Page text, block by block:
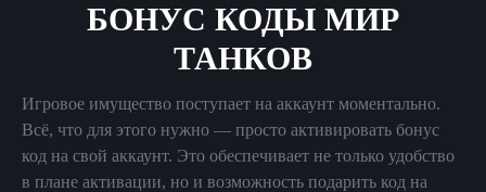
БОНУС КОДЫ МИР
ТАНКОВ
Игровое имущество поступает на аккаунт моментально.
Всё, что для этого нужно — просто активировать бонус
код на свой аккаунт. Это обеспечивает не только удобство
в плане активации, но и возможность подарить код на